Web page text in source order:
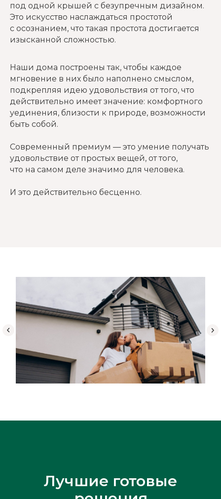
под одной крышей с безупречным дизайном.
Это искусство наслаждаться простотой
с осознанием, что такая простота достигается
изысканной сложностью.
Наши дома построены так, чтобы каждое
мгновение в них было наполнено смыслом,
подкрепляя идею удовольствия от того, что
действительно имеет значение: комфортного
уединения, близости к природе, возможности
быть собой.
Современный премиум — это умение получать
удовольствие от простых вещей, от того,
что на самом деле значимо для человека.
И это действительно бесценно.
Лучшие готовые